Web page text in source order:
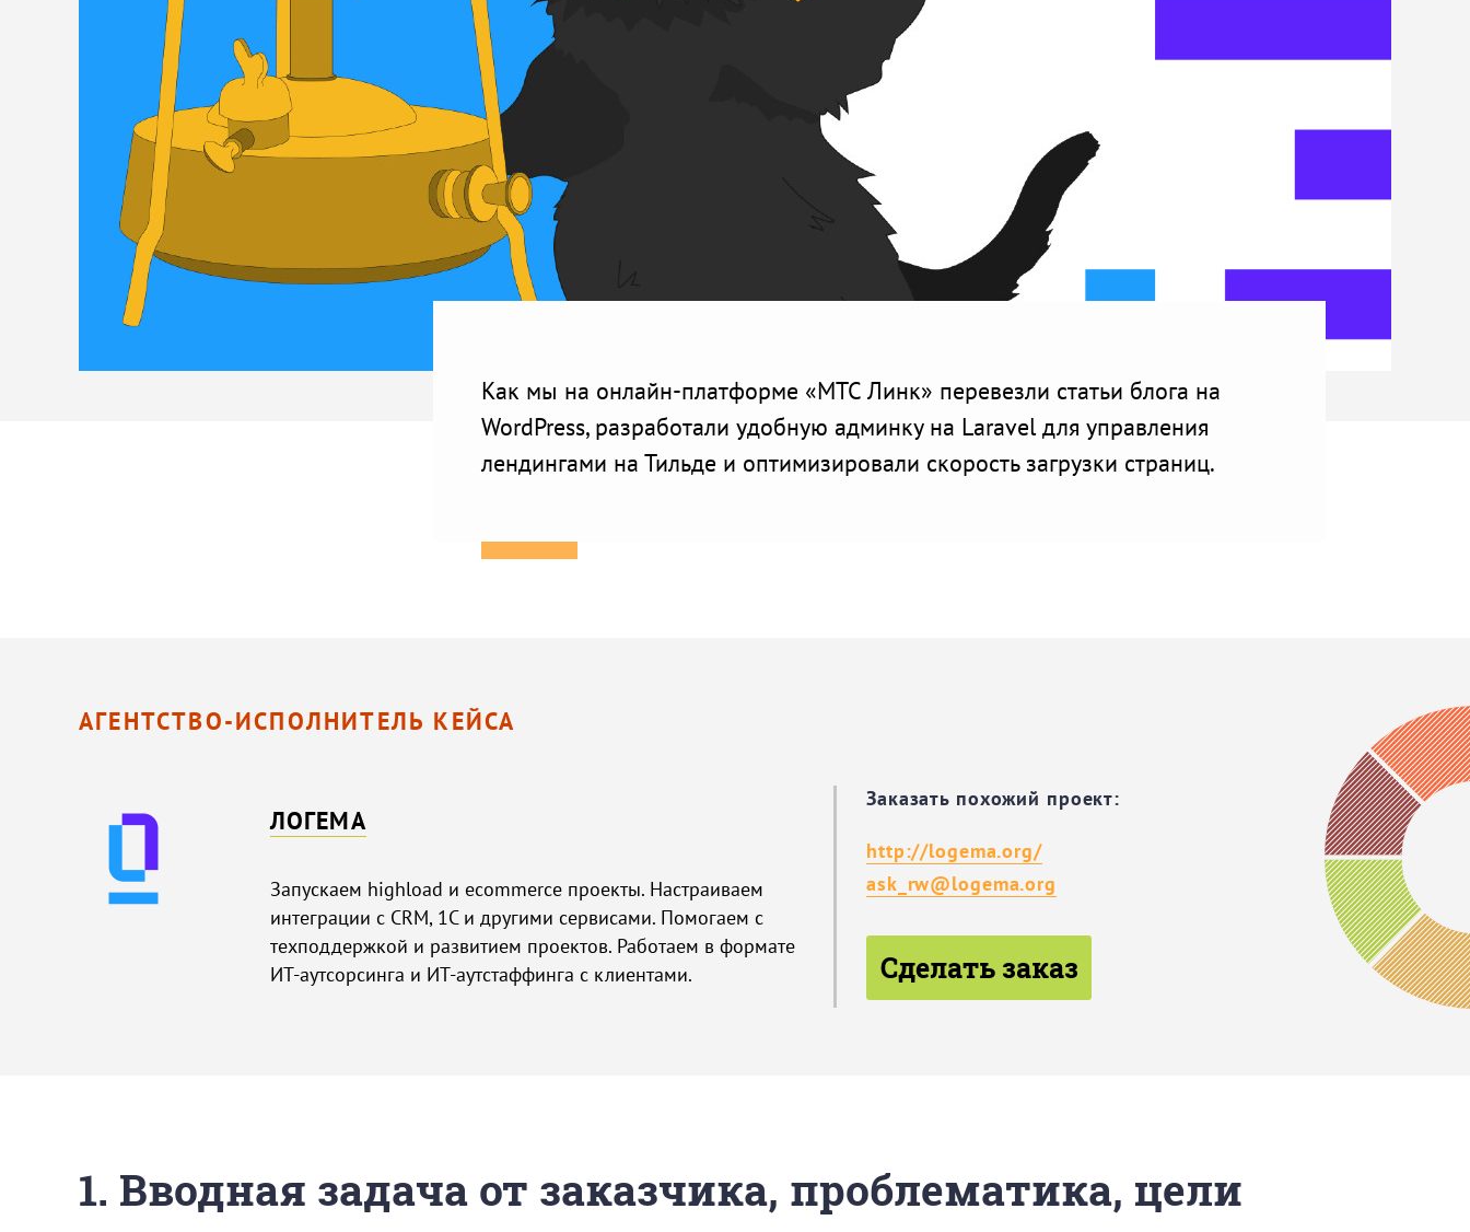
Как мы на онлайн-платформе «МТС Линк» перевезли статьи блога на
WordPress, разработали удобную админку на Laravel для управления
лендингами на Тильде и оптимизировали скорость загрузки страниц.
АГЕНТСТВО-ИСПОЛНИТЕЛЬ КЕЙСА
ЛОГЕМА
Запускаем highload и ecommerce проекты. Настраиваем
интеграции с CRM, 1С и другими сервисами. Помогаем с
техподдержкой и развитием проектов. Работаем в формате
ИТ-аутсорсинга и ИТ-аутстаффинга с клиентами.
Заказать похожий проект:
http://logema.org/
ask_rw@logema.org
Сделать заказ
1. Вводная задача от заказчика, проблематика, цели